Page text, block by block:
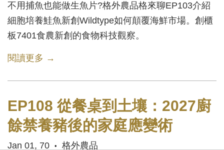
不用捕魚也能做生魚片?格外農品格來聊EP103介紹
細胞培養鮭魚新創Wildtype如何顛覆海鮮市場。創櫃
板7401食農新創的食物科技觀察。
閱讀更多 →
EP108 從餐桌到土壤：2027廚
餘禁養豬後的家庭應變術
Jan 01, 70 • 格外農品